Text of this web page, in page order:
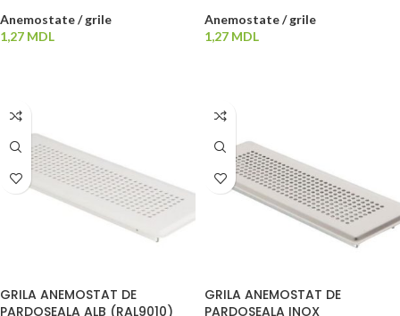
Anemostate / grile
1,27 MDL
Anemostate / grile
1,27 MDL
GRILA ANEMOSTAT DE
PARDOSEALA ALB (RAL9010)
GRILA ANEMOSTAT DE
PARDOSEALA INOX